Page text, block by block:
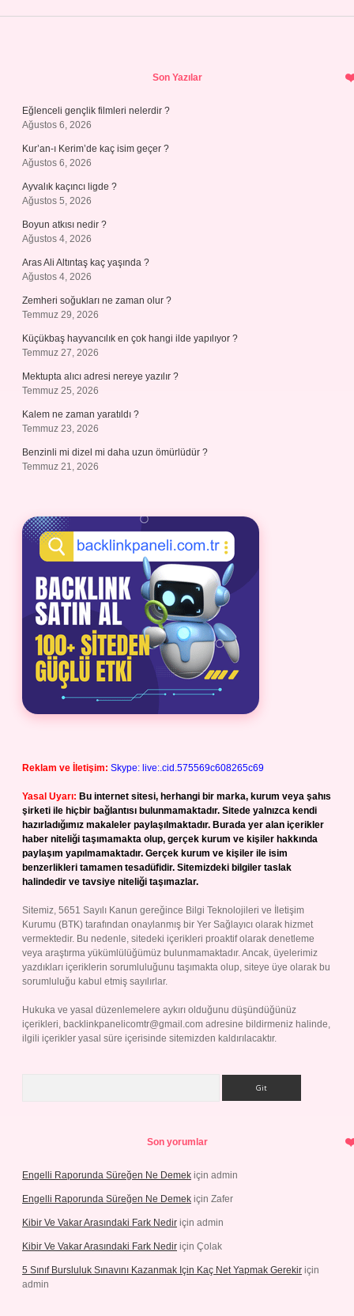
Son Yazılar
Eğlenceli gençlik filmleri nelerdir ?
Ağustos 6, 2026
Kur’an-ı Kerim’de kaç isim geçer ?
Ağustos 6, 2026
Ayvalık kaçıncı ligde ?
Ağustos 5, 2026
Boyun atkısı nedir ?
Ağustos 4, 2026
Aras Ali Altıntaş kaç yaşında ?
Ağustos 4, 2026
Zemheri soğukları ne zaman olur ?
Temmuz 29, 2026
Küçükbaş hayvancılık en çok hangi ilde yapılıyor ?
Temmuz 27, 2026
Mektupta alıcı adresi nereye yazılır ?
Temmuz 25, 2026
Kalem ne zaman yaratıldı ?
Temmuz 23, 2026
Benzinli mi dizel mi daha uzun ömürlüdür ?
Temmuz 21, 2026
Reklam ve İletişim: Skype: live:.cid.575569c608265c69
Yasal Uyarı: Bu internet sitesi, herhangi bir marka, kurum veya şahıs
şirketi ile hiçbir bağlantısı bulunmamaktadır. Sitede yalnızca kendi
hazırladığımız makaleler paylaşılmaktadır. Burada yer alan içerikler
haber niteliği taşımamakta olup, gerçek kurum ve kişiler hakkında
paylaşım yapılmamaktadır. Gerçek kurum ve kişiler ile isim
benzerlikleri tamamen tesadüfidir. Sitemizdeki bilgiler taslak
halindedir ve tavsiye niteliği taşımazlar.
Sitemiz, 5651 Sayılı Kanun gereğince Bilgi Teknolojileri ve İletişim
Kurumu (BTK) tarafından onaylanmış bir Yer Sağlayıcı olarak hizmet
vermektedir. Bu nedenle, sitedeki içerikleri proaktif olarak denetleme
veya araştırma yükümlülüğümüz bulunmamaktadır. Ancak, üyelerimiz
yazdıkları içeriklerin sorumluluğunu taşımakta olup, siteye üye olarak bu
sorumluluğu kabul etmiş sayılırlar.
Hukuka ve yasal düzenlemelere aykırı olduğunu düşündüğünüz
içerikleri, backlinkpanelicomtr@gmail.com adresine bildirmeniz halinde,
ilgili içerikler yasal süre içerisinde sitemizden kaldırılacaktır.
Son yorumlar
Engelli Raporunda Süreğen Ne Demek için admin
Engelli Raporunda Süreğen Ne Demek için Zafer
Kibir Ve Vakar Arasındaki Fark Nedir için admin
Kibir Ve Vakar Arasındaki Fark Nedir için Çolak
5 Sınıf Bursluluk Sınavını Kazanmak Için Kaç Net Yapmak Gerekir için
admin